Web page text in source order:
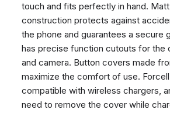
touch and fits perfectly in hand.
construction protects against
the phone and guarantees a secure
has precise function cutouts for the
and camera. Button covers made
maximize the comfort of use.
compatible with wireless chargers,
need to remove the cover while